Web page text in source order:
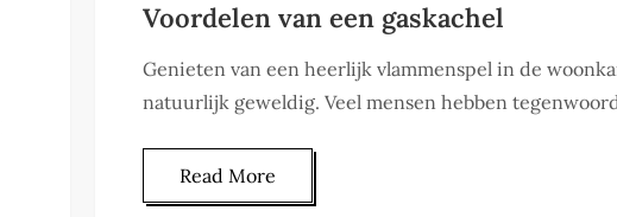
Voordelen van een gaskachel
Genieten van een heerlijk vlammenspel in de
natuurlijk geweldig. Veel mensen hebben
Read More